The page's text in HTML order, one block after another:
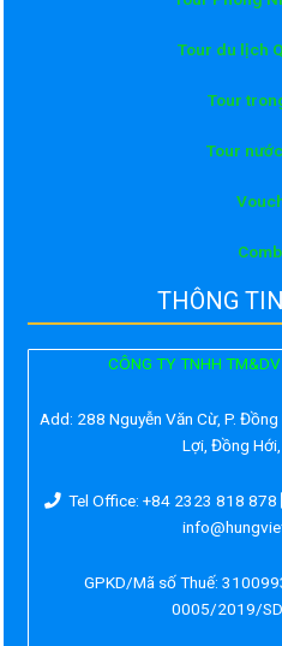
Tour du lịch
Tour
Tour
THÔNG
CÔNG TY TNHH
Add: 288 Nguyễn Văn Cừ, P.
Lợi, Đồng
Tel Office: +84 2323 818 878
GPKD/Mã số Thuế:
0005/2019/